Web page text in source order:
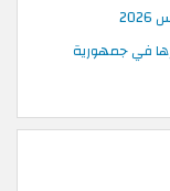
في جمهورية